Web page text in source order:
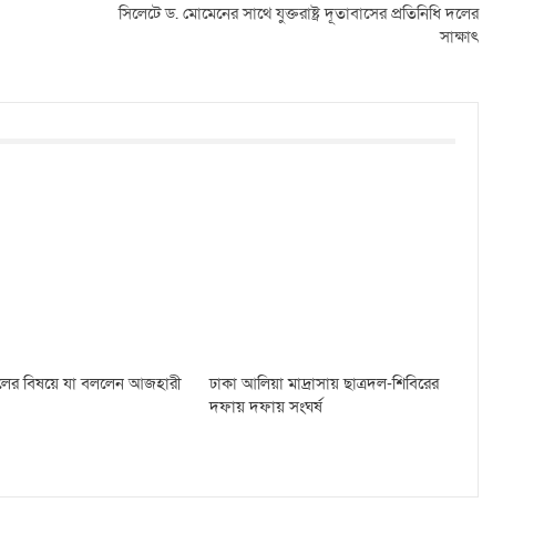
সিলেটে ড. মোমেনের সাথে যুক্তরাষ্ট্র দূতাবাসের প্রতিনিধি দলের
সাক্ষাৎ
বিষয়ে যা বললেন আজহারী
ঢাকা আলিয়া মাদ্রাসায় ছাত্রদল-শিবিরের
দফায় দফায় সংঘর্ষ